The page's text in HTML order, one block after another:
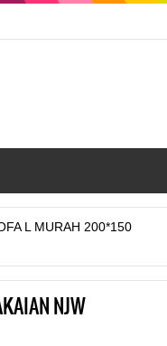
L MURAH 200*150
NJW